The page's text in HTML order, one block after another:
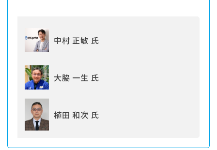
中村 正敏 氏
大脇 一生 氏
植田 和次 氏